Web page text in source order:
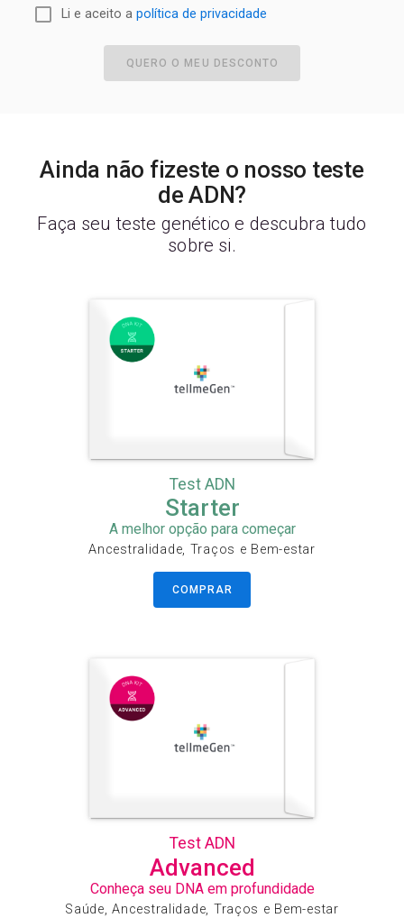
Li e aceito a política de privacidade
QUERO O MEU DESCONTO
Ainda não fizeste o nosso teste
de ADN?
Faça seu teste genético e descubra tudo
sobre si.
Test ADN
Starter
A melhor opção para começar
Ancestralidade, Traços e Bem-estar
COMPRAR
Test ADN
Advanced
Conheça seu DNA em profundidade
Saúde, Ancestralidade, Traços e Bem-estar